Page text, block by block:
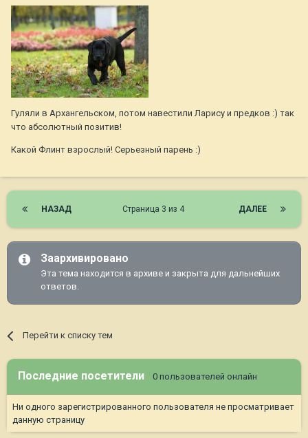
Гуляли в Архангельском, потом навестили Ларису и предков :) так
что абсолютный позитив!
Какой Флинт взрослый! Серьезный парень :)
НАЗАД ДАЛЕЕ
Страница 3 из 4
Заархивировано
Эта тема находится в архиве и закрыта для дальнейших
ответов.
Перейти к списку тем
Последние посетители 0 пользователей онлайн
Ни одного зарегистрированного пользователя не просматривает
данную страницу